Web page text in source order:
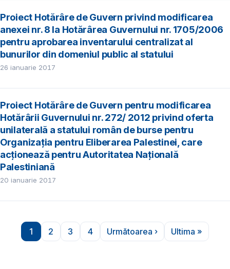
Proiect Hotărâre de Guvern privind modificarea
anexei nr. 8 la Hotărârea Guvernului nr. 1705/2006
pentru aprobarea inventarului centralizat al
bunurilor din domeniul public al statului
26 ianuarie 2017
Proiect Hotărâre de Guvern pentru modificarea
Hotărârii Guvernului nr. 272/ 2012 privind oferta
unilaterală a statului român de burse pentru
Organizația pentru Eliberarea Palestinei, care
acționează pentru Autoritatea Națională
Palestiniană
20 ianuarie 2017
Paginare
Pagina
1
Pagina
2
Pagina
3
Pagina
4
Pagina următoare
Următoarea ›
Ultima
Ultima »